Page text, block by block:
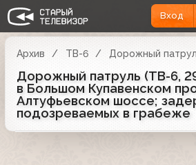
Вход
Архив ТВ-6 Дорожный
Дорожный патруль (ТВ-6,
в Большом Купавенском
Алтуфьевском шоссе;
подозреваемых в грабеже